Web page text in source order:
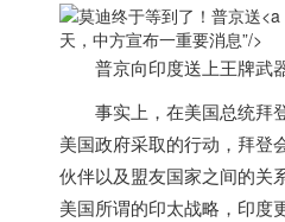
天，中方宣布一重要消息”/>
普京向印度送上王牌武
事实上，在美国总统拜
美国政府采取的行动，拜登
伙伴以及盟友国家之间的关
美国所谓的印太战略， 印度